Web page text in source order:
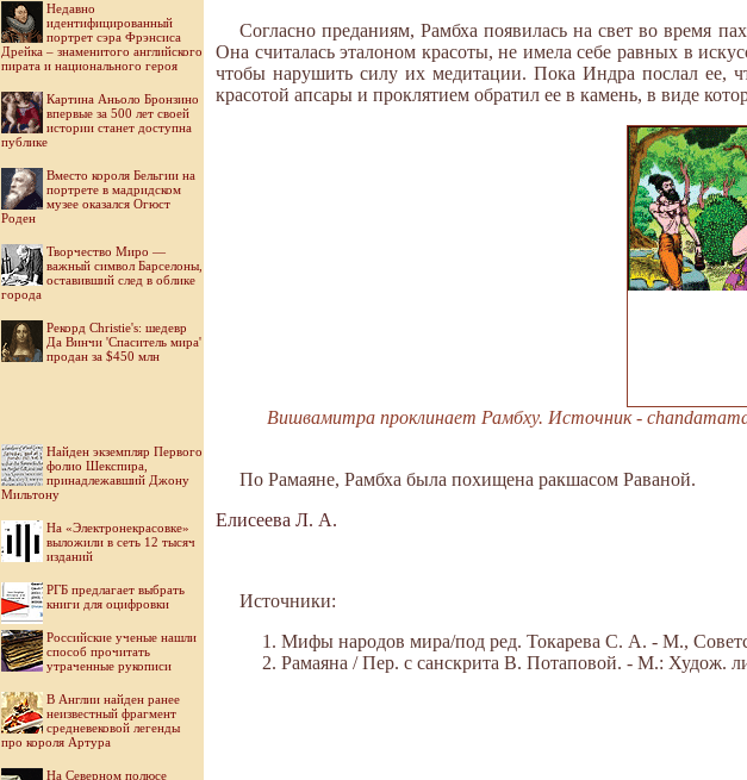
Недавно
идентифицированный
портрет сэра Фрэнсиса
Дрейка – знаменитого английского
пирата и национального героя
Картина Аньоло Бронзино
впервые за 500 лет своей
истории станет доступна
публике
Вместо короля Бельгии на
портрете в мадридском
музее оказался Огюст
Роден
Творчество Миро —
важный символ Барселоны,
оставивший след в облике
города
Рекорд Christie's: шедевр
Да Винчи 'Спаситель мира'
продан за $450 млн
Найден экземпляр Первого
фолио Шекспира,
принадлежавший Джону
Мильтону
На «Электронекрасовке»
выложили в сеть 12 тысяч
изданий
РГБ предлагает выбрать
книги для оцифровки
Российские ученые нашли
способ прочитать
утраченные рукописи
В Англии найден ранее
неизвестный фрагмент
средневековой легенды
про короля Артура
На Северном полюсе
Согласно преданиям, Рамбха появилась на свет во время
Она считалась эталоном красоты, не имела себе равных в
чтобы нарушить силу их медитации. Пока Индра послал ее,
красотой апсары и проклятием обратил ее в камень, в виде
Вишвамитра проклинает Рамбху. Источник -
По Рамаяне, Рамбха была похищена ракшасом Раваной.
Елисеева Л. А.
Источники:
Мифы народов мира/под ред. Токарева С. А. - М.,
Рамаяна / Пер. с санскрита В. Потаповой. - М.: Худож.